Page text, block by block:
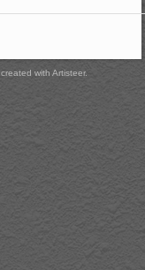
created with Artisteer.